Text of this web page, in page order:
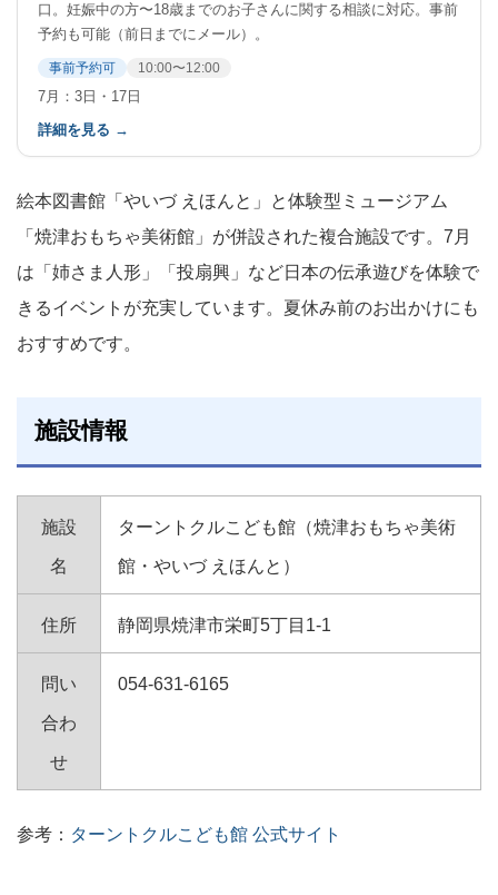
口。妊娠中の方〜18歳までのお子さんに関する相談に対応。事前
予約も可能（前日までにメール）。
事前予約可 10:00〜12:00
7月：3日・17日
詳細を見る →
絵本図書館「やいづ えほんと」と体験型ミュージアム
「焼津おもちゃ美術館」が併設された複合施設です。7月
は「姉さま人形」「投扇興」など日本の伝承遊びを体験で
きるイベントが充実しています。夏休み前のお出かけにも
おすすめです。
施設情報
施設
名
ターントクルこども館（焼津おもちゃ美術
館・やいづ えほんと）
住所 静岡県焼津市栄町5丁目1-1
問い
合わ
せ
054-631-6165
参考： ターントクルこども館 公式サイト